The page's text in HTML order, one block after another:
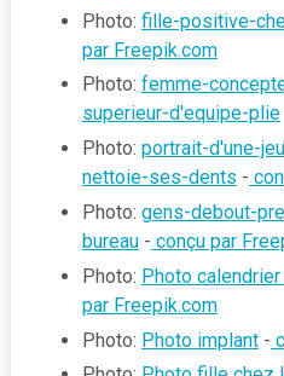
Photo: fille-positive-
par Freepik.com
Photo: femme-
superieur-d'equipe-plie
Photo: portrait-d'une-
nettoie-ses-dents -
Photo: gens-debout-
bureau- conçu par
Photo: Photo
par Freepik.com
Photo: Photo implant-